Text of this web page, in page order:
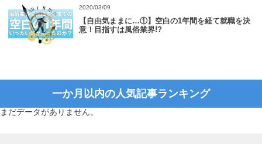
2020/03/09
【自由気ままに…①】空白の1年間を経て就職を決
意！目指すは風俗業界!?
一か月以内の人気記事ランキング
まだデータがありません。